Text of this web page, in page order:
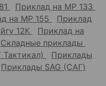
Приклад на МР 133
на МР 155
Приклад
12К
Приклад на
Складные приклады
Приклады
Приклады SAG (САГ)